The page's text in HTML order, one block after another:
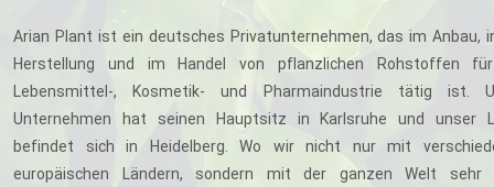
Arian Plant ist ein deutsches Privatunternehmen, das im Anbau,
Herstellung und im Handel von pflanzlichen Rohstoffen
Lebensmittel-, Kosmetik- und Pharmaindustrie tätig ist.
Unternehmen hat seinen Hauptsitz in Karlsruhe und unser
befindet sich in Heidelberg. Wo wir nicht nur mit
europäischen Ländern, sondern mit der ganzen Welt sehr